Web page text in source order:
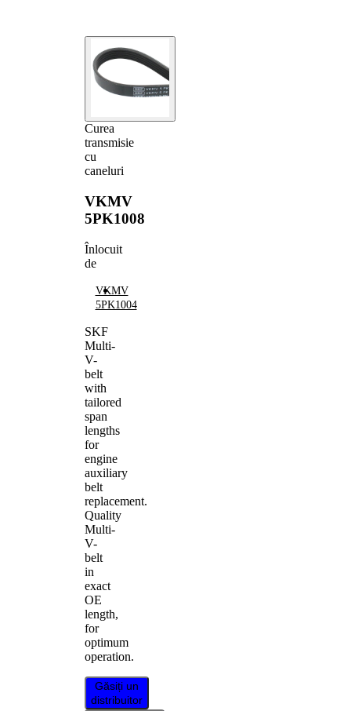
Curea
transmisie
cu
caneluri
VKMV
5PK1008
Înlocuit
de
VKMV
5PK1004
SKF
Multi-
V-
belt
with
tailored
span
lengths
for
engine
auxiliary
belt
replacement.
Quality
Multi-
V-
belt
in
exact
OE
length,
for
optimum
operation.
Găsiți un
distribuitor